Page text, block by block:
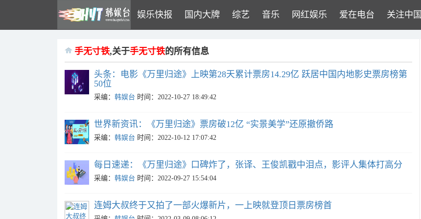
娱乐快报 国内大牌 综艺 音乐 网红娱乐 爱在电台 关注中国
手无寸铁,关于手无寸铁的所有信息
头条：电影《万里归途》上映第28天累计票房14.29亿 跃居中国内地影史票房榜第
50位
采编： 韩娱台 时间：2022-10-27 18:49:42
世界新资讯：《万里归途》票房破12亿 “实景美学”还原撤侨路
采编： 韩娱台 时间：2022-10-12 17:07:42
每日速递：《万里归途》口碑炸了，张译、王俊凯戳中泪点，影评人集体打高分
采编： 韩娱台 时间：2022-09-27 15:54:04
连姆大叔终于又拍了一部火爆新片，一上映就登顶日票房榜首